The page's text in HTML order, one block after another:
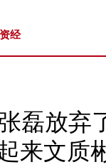
经
磊放弃
来文质